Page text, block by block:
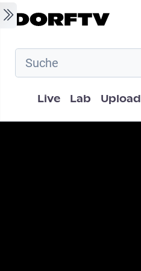
Skip to main content
Hauptnavigation
Live Lab Upload